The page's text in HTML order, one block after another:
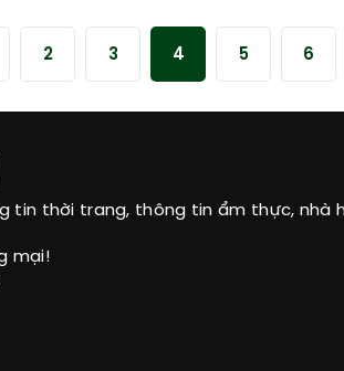
2 3 4 5 6
tin thời trang, thông tin ẩm thực, nhà
mại!